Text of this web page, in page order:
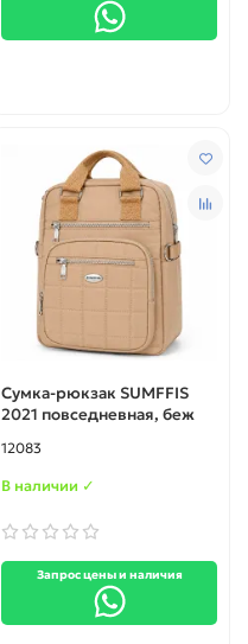
Сумка-рюкзак SUMFFIS
2021 повседневная, беж
12083
В наличии ✓
Запрос цены и наличия